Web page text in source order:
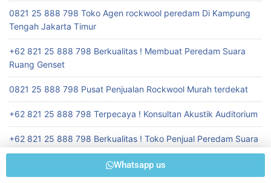
0821 25 888 798 Toko Agen rockwool peredam Di Kampung
Tengah Jakarta Timur
+62 821 25 888 798 Berkualitas ! Membuat Peredam Suara
Ruang Genset
0821 25 888 798 Pusat Penjualan Rockwool Murah terdekat
+62 821 25 888 798 Terpecaya ! Konsultan Akustik Auditorium
+62 821 25 888 798 Berkualitas ! Toko Penjual Peredam Suara
Ruangan Seminar
Whatsapp us